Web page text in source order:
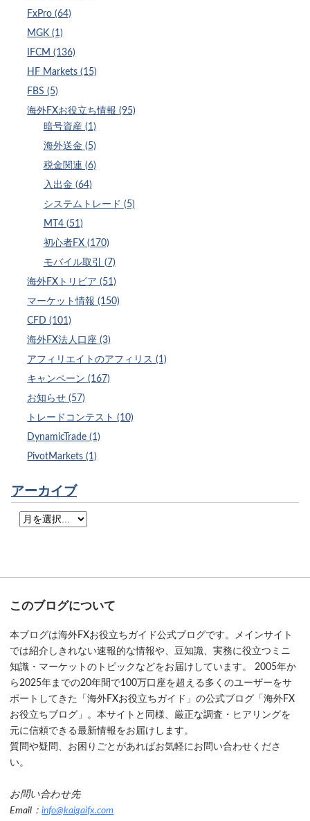
FxPro (64)
MGK (1)
IFCM (136)
HF Markets (15)
FBS (5)
海外FXお役立ち情報 (95)
暗号資産 (1)
海外送金 (5)
税金関連 (6)
入出金 (64)
システムトレード (5)
MT4 (51)
初心者FX (170)
モバイル取引 (7)
海外FXトリビア (51)
マーケット情報 (150)
CFD (101)
海外FX法人口座 (3)
アフィリエイトのアフィリス (1)
キャンペーン (167)
お知らせ (57)
トレードコンテスト (10)
DynamicTrade (1)
PivotMarkets (1)
アーカイブ
このブログについて
本ブログは海外FXお役立ちガイド公式ブログです。メインサイト
では紹介しきれない速報的な情報や、豆知識、実務に役立つミニ
知識・マーケットのトピックなどをお届けしています。 2005年か
ら2025年までの20年間で100万口座を超える多くのユーザーをサ
ポートしてきた「海外FXお役立ちガイド」の公式ブログ「海外FX
お役立ちブログ」。本サイトと同様、厳正な調査・ヒアリングを
元に信頼できる最新情報をお届けします。
質問や疑問、お困りごとがあればお気軽にお問い合わせくださ
い。
お問い合わせ先
Email：info@kaigaifx.com